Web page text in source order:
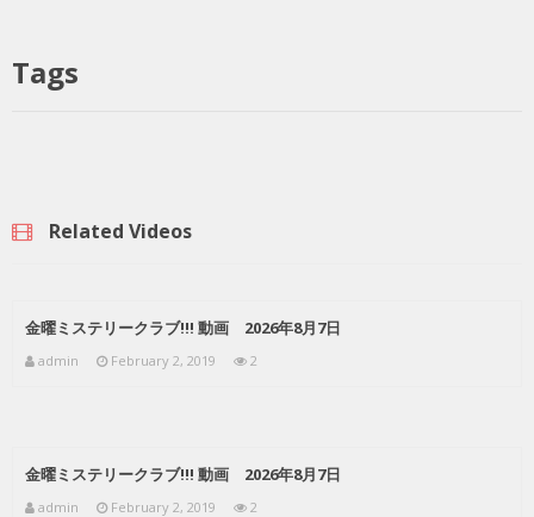
Tags
Related Videos
金曜ミステリークラブ!!! 動画 2026年8月7日
admin February 2, 2019 2
金曜ミステリークラブ!!! 動画 2026年8月7日
admin February 2, 2019 2